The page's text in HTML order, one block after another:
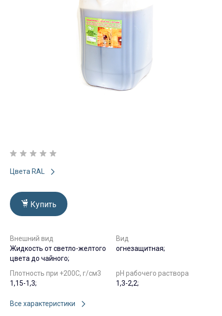
Цвета RAL
Купить
Внешний вид
Жидкость от светло-желтого
цвета до чайного;
Вид
огнезащитная;
Плотность при +200С, г/см3
1,15-1,3;
рН рабочего раствора
1,3-2,2;
Все характеристики